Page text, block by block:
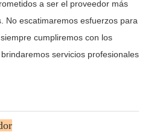
a ser el proveedor más
No escatimaremos esfuerzos para
cumpliremos con los
servicios profesionales